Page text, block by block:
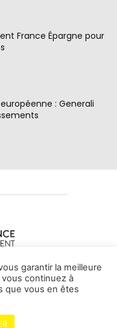
France Épargne pour
: Generali
•CONTACT
Média
garantir la meilleure
continuez à
que vous en êtes